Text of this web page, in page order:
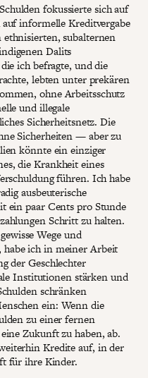
fokussierte sich auf
informelle Kreditvergabe
subalternen
Dalits
ich befragte, und die
lebten unter prekären
ohne Arbeitsschutz
und illegale
Sicherheitsnetz. Die
Sicherheiten — aber zu
könnte ein einziger
die Krankheit eines
führen. Ich habe
ausbeuterische
ein paar Cents pro Stunde
Schritt zu halten.
Wege und
ich in meiner Arbeit
der Geschlechter
Institutionen stärken und
schränken
ein: Wenn die
zu einer fernen
Zukunft zu haben, ab.
Kredite auf, in der
für ihre Kinder.